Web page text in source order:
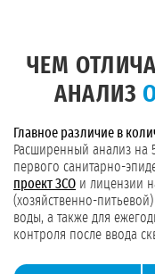
ЧЕМ
АНАЛИЗ
Главное различие в
Расширенный анализ на
первого санитарно-
проект ЗСО и лицензии
(хозяйственно-
воды, а также для
контроля после ввода